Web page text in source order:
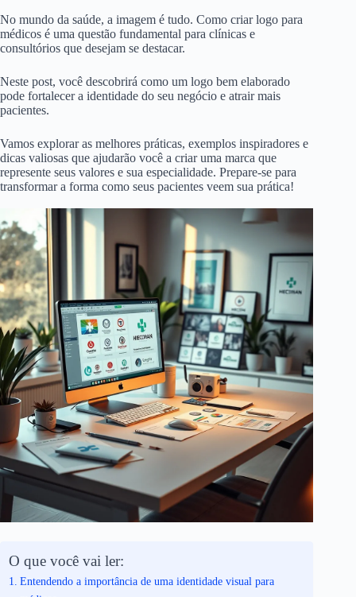
No mundo da saúde, a imagem é tudo. Como criar logo para
médicos é uma questão fundamental para clínicas e
consultórios que desejam se destacar.
Neste post, você descobrirá como um logo bem elaborado
pode fortalecer a identidade do seu negócio e atrair mais
pacientes.
Vamos explorar as melhores práticas, exemplos inspiradores e
dicas valiosas que ajudarão você a criar uma marca que
represente seus valores e sua especialidade. Prepare-se para
transformar a forma como seus pacientes veem sua prática!
O que você vai ler:
Entendendo a importância de uma identidade visual para